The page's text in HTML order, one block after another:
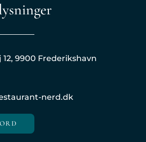
12, 9900 Frederikshavn
nerd.dk